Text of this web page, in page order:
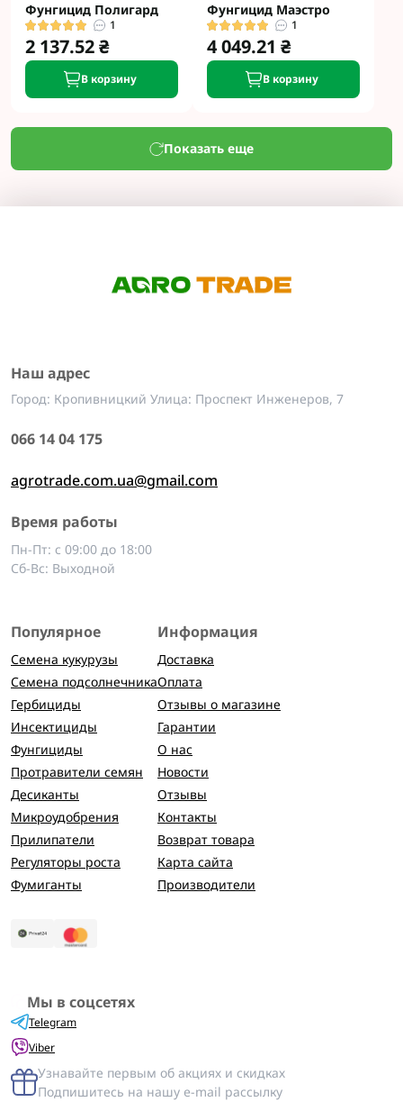
Фунгицид Полигард
1
2 137.52 ₴
В корзину
Фунгицид Маэстро
1
4 049.21 ₴
В корзину
Показать еще
Наш адрес
Город: Кропивницкий Улица: Проспект Инженеров, 7
066 14 04 175
agrotrade.com.ua@gmail.com
Время работы
Пн-Пт: с 09:00 до 18:00
Сб-Вс: Выходной
Популярное
Семена кукурузы
Семена подсолнечника
Гербициды
Инсектициды
Фунгициды
Протравители семян
Десиканты
Микроудобрения
Прилипатели
Регуляторы роста
Фумиганты
Информация
Доставка
Оплата
Отзывы о магазине
Гарантии
О нас
Новости
Отзывы
Контакты
Возврат товара
Карта сайта
Производители
Мы в соцсетях
Telegram
Viber
Узнавайте первым об акциях и скидках
Подпишитесь на нашу e-mail рассылку